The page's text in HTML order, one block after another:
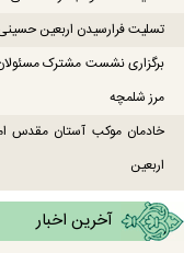
تسلیت فرارسیدن اربعین
برگزاری نشست مشترک
مرز شلمچه
خادمان موکب آستان مقدس
اربعین
آخرین اخبار